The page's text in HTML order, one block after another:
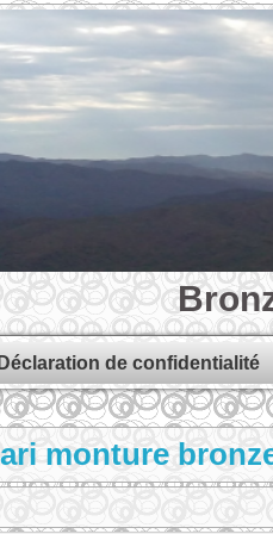
Déclaration de confidentialité
monture